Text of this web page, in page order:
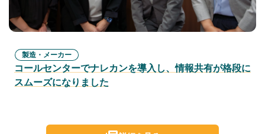
製造・メーカー
コールセンターでナレカンを導入し、情報共有が格段に
スムーズになりました